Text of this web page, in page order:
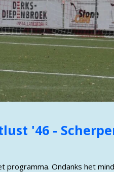
'46 -
programma. Ondanks het